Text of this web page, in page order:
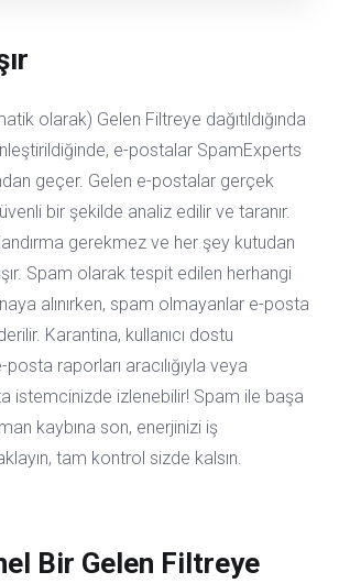
olarak) Gelen Filtreye dağıtıldığında
e-postalar SpamExperts
geçer. Gelen e-postalar gerçek
bir şekilde analiz edilir ve taranır.
gerekmez ve her şey kutudan
Spam olarak tespit edilen herhangi
alınırken, spam olmayanlar e-posta
Karantina, kullanıcı dostu
raporları aracılığıyla veya
istemcinizde izlenebilir! Spam ile başa
kaybına son, enerjinizi iş
tam kontrol sizde kalsın.
Bir Gelen Filtreye